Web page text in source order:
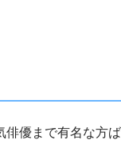
俳優まで有名な方ば